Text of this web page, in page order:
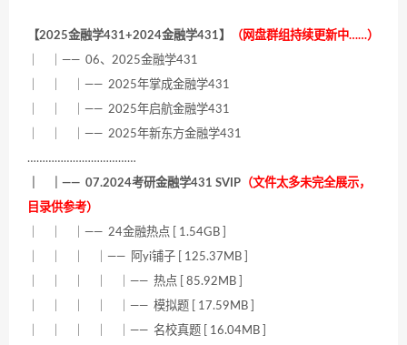
【2025金融学431+2024金融学431】
（网盘群组持续更新中……）
｜ ｜—— 06、2025金融学431
｜ ｜ ｜—— 2025年掌成金融学431
｜ ｜ ｜—— 2025年启航金融学431
｜ ｜ ｜—— 2025年新东方金融学431
………………………………
｜ ｜—— 07.2024考研金融学431 SVIP （文件太多未完全展示，
目录供参考）
｜ ｜ ｜—— 24金融热点 [ 1.54GB ]
｜ ｜ ｜ ｜—— 阿yi铺子 [ 125.37MB ]
｜ ｜ ｜ ｜ ｜—— 热点 [ 85.92MB ]
｜ ｜ ｜ ｜ ｜—— 模拟题 [ 17.59MB ]
｜ ｜ ｜ ｜ ｜—— 名校真题 [ 16.04MB ]